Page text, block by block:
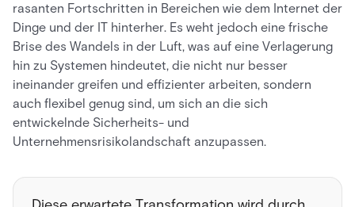
rasanten Fortschritten in Bereichen wie dem Internet der
Dinge und der IT hinterher. Es weht jedoch eine frische
Brise des Wandels in der Luft, was auf eine Verlagerung
hin zu Systemen hindeutet, die nicht nur besser
ineinander greifen und effizienter arbeiten, sondern
auch flexibel genug sind, um sich an die sich
entwickelnde Sicherheits- und
Unternehmensrisikolandschaft anzupassen.